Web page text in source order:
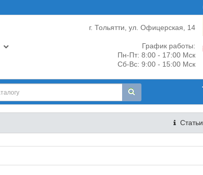
г. Тольятти, ул. Офицерская, 14
График работы:
Пн-Пт: 8:00 - 17:00 Мск
Сб-Вс: 9:00 - 15:00 Мск
Статьи